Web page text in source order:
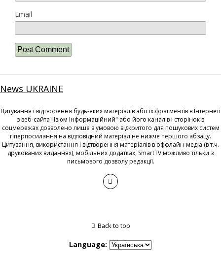
Email
News UKRAINE
Цитування і відтворення будь-яких матеріалів або їх фрагментів в Інтернеті
з веб-сайта "Ізюм Інформаційний" або його каналів і сторінок в
соцмережах дозволено лише з умовою відкритого для пошукових систем
гіперпосилання на відповідний матеріал не нижче першого абзацу.
Цитування, використання і відтворення матеріалів в оффлайн-медіа (в т.ч.
друкованих виданнях), мобільних додатках, SmartTV можливо тільки з
письмового дозволу редакції.
Back to top
Language: